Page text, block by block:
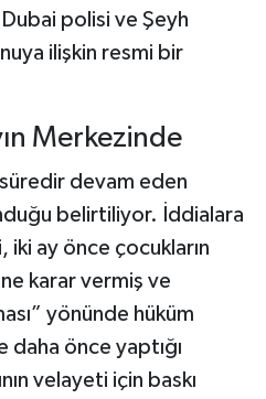
polisi ve Şeyh
ilişkin resmi bir
Merkezinde
devam eden
belirtiliyor. İddialara
ay önce çocukların
karar vermiş ve
yönünde hüküm
daha önce yaptığı
velayeti için baskı